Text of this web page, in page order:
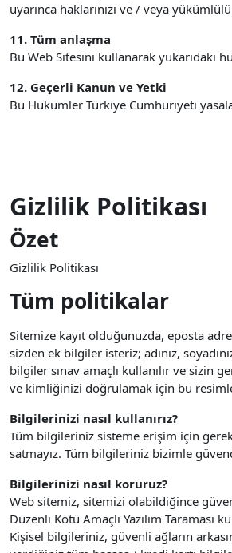
uyarınca haklarınızı ve / veya
11. Tüm anlaşma
Bu Web Sitesini kullanarak yukarıdaki
12. Geçerli Kanun ve Yetki
Bu Hükümler Türkiye Cumhuriyeti
Gizlilik Politikası
Özet
Gizlilik Politikası
Tüm politikalar
Sitemize kayıt olduğunuzda, eposta
sizden ek bilgiler isteriz; adınız,
bilgiler sınav amaçlı kullanılır ve sizin
ve kimliğinizi doğrulamak için bu
Bilgilerinizi nasıl kullanırız?
Tüm bilgileriniz sisteme erişim için
satmayız. Tüm bilgileriniz bizimle
Bilgilerinizi nasıl koruruz?
Web sitemiz, sitemizi olabildiğince
Düzenli Kötü Amaçlı Yazılım Taraması
Kişisel bilgileriniz, güvenli ağların